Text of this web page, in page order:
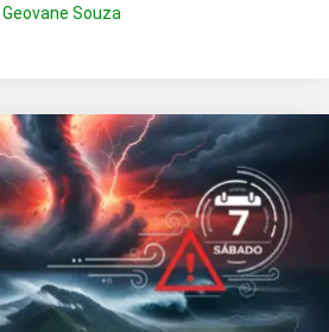
Geovane Souza